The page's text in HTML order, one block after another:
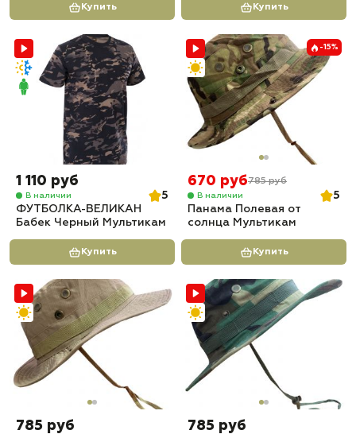
Купить Купить
1 110 руб
В наличии
5
ФУТБОЛКА-ВЕЛИКАН
Бабек Черный Мультикам
Купить
-15%
670 руб785 руб
В наличии
5
Панама Полевая от
солнца Мультикам
Купить
785 руб 785 руб